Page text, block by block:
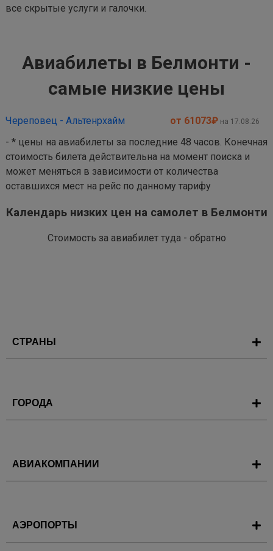
все скрытые услуги и галочки.
Авиабилеты в Белмонти -
самые низкие цены
Череповец - Альтенрхайм от 61073₽ на 17.08.26
- * цены на авиабилеты за последние 48 часов. Конечная
стоимость билета действительна на момент поиска и
может меняться в зависимости от количества
оставшихся мест на рейс по данному тарифу
Календарь низких цен на самолет в Белмонти
Стоимость за авиабилет туда - обратно
СТРАНЫ
ГОРОДА
АВИАКОМПАНИИ
АЭРОПОРТЫ